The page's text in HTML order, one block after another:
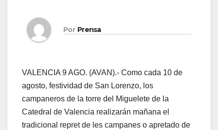
Por Prensa
VALENCIA 9 AGO. (AVAN).- Como cada 10 de
agosto, festividad de San Lorenzo, los
campaneros de la torre del Miguelete de la
Catedral de Valencia realizarán mañana el
tradicional repret de les campanes o apretado de